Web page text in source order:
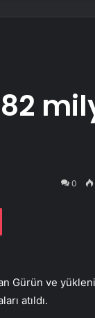
0
Pocket
Gürün ve
atıldı.